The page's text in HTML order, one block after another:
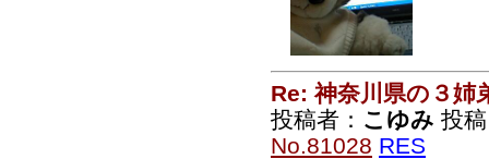
Re: 神奈川県の３姉
投稿者： こゆみ 投
No.81028 RES